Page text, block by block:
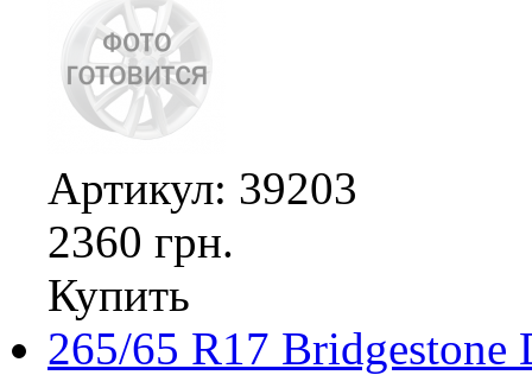
Артикул: 39203
2360 грн.
Купить
265/65 R17 Bridgestone